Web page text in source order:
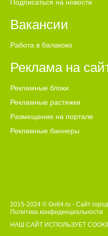
Подписаться на новости
Вакансии
Работа в балакоко
Реклама на
Рекламные блоки
Рекламные растяжки
Размещение на портале
Рекламные баннеры
2015-2024 © Go64.ru - Сайт
Политика конфиденциальности
НАШ САЙТ ИСПОЛЬЗУЕТ